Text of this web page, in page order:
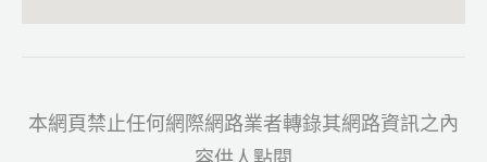
本網頁禁止任何網際網路業者轉錄其網路資訊之內